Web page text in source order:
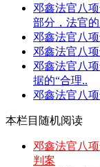
邓鑫法官八
部分，法官的
邓鑫法官八
邓鑫法官八
邓鑫法官八
据的“合理..
邓鑫法官八
本栏目随机阅读
邓鑫法官八
判案